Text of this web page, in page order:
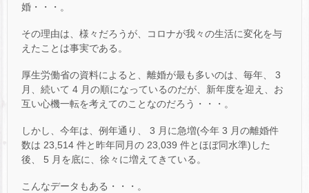
婚・・・。
その理由は、様々だろうが、コロナが我々の生活に変化を与
えたことは事実である。
厚生労働省の資料によると、離婚が最も多いのは、毎年、 3
月、続いて 4 月の順になっているのだが、新年度を迎え、お
互い心機一転を考えてのことなのだろう・・・。
しかし、今年は、例年通り、 3 月に急増(今年 3 月の離婚件
数は 23,514 件と昨年同月の 23,039 件とほぼ同水準)した
後、 5 月を底に、徐々に増えてきている。
こんなデータもある・・・。